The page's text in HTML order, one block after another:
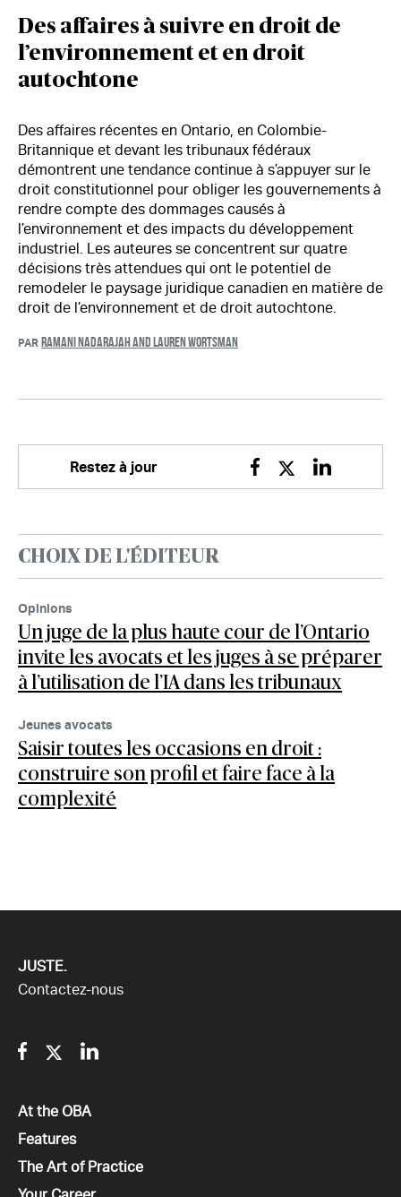
Des affaires à suivre en droit de
l’environnement et en droit
autochtone
Des affaires récentes en Ontario, en Colombie-
Britannique et devant les tribunaux fédéraux
démontrent une tendance continue à s’appuyer sur le
droit constitutionnel pour obliger les gouvernements à
rendre compte des dommages causés à
l’environnement et des impacts du développement
industriel. Les auteures se concentrent sur quatre
décisions très attendues qui ont le potentiel de
remodeler le paysage juridique canadien en matière de
droit de l’environnement et de droit autochtone.
PAR RAMANI NADARAJAH AND LAUREN WORTSMAN
Restez à jour
Facebook
TwitterLinkedin
CHOIX DE L'ÉDITEUR
Opinions
Un juge de la plus haute cour de l’Ontario
invite les avocats et les juges à se préparer
à l’utilisation de l’IA dans les tribunaux
Jeunes avocats
Saisir toutes les occasions en droit :
construire son profil et faire face à la
complexité
JUSTE.
Contactez-nous
Facebook
TwitterLinkedin
Tous
At the OBA
Tous
Features
Tous
The Art of Practice